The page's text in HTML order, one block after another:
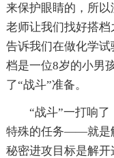
来保护眼睛的，所以
老师让我们找好搭
告诉我们在做化学
档是一位8岁的小男
了“战斗”准备。
“战斗”一打响
特殊的任务——就是
秘密进攻目标是解